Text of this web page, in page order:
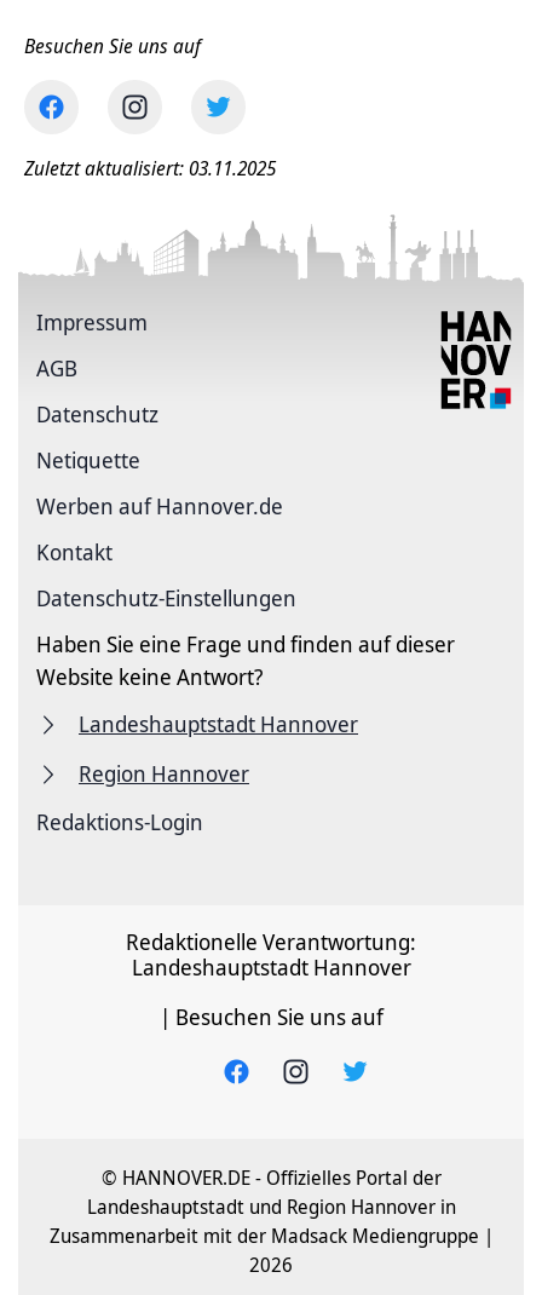
Besuchen Sie uns auf
Zuletzt aktualisiert: 03.11.2025
Impressum
AGB
Datenschutz
Netiquette
Werben auf Hannover.de
Kontakt
Datenschutz-Einstellungen
Haben Sie eine Frage und finden auf dieser
Website keine Antwort?
Landeshauptstadt Hannover
Region Hannover
Redaktions-Login
Redaktionelle Verantwortung:
Landeshauptstadt Hannover
| Besuchen Sie uns auf
© HANNOVER.DE - Offizielles Portal der
Landeshauptstadt und Region Hannover in
Zusammenarbeit mit der Madsack Mediengruppe |
2026